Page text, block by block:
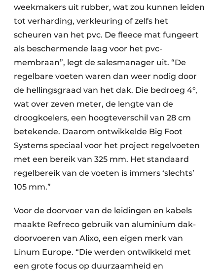
weekmakers uit rubber, wat zou kunnen leiden
tot verharding, verkleuring of zelfs het
scheuren van het pvc. De fleece mat fungeert
als beschermende laag voor het pvc-
membraan”, legt de salesmanager uit. “De
regelbare voeten waren dan weer nodig door
de hellingsgraad van het dak. Die bedroeg 4°,
wat over zeven meter, de lengte van de
droogkoelers, een hoogteverschil van 28 cm
betekende. Daarom ontwikkelde Big Foot
Systems speciaal voor het project regelvoeten
met een bereik van 325 mm. Het standaard
regelbereik van de voeten is immers ‘slechts’
105 mm.”
Voor de doorvoer van de leidingen en kabels
maakte Refreco gebruik van aluminium dak­
doorvoeren van Alixo, een eigen merk van
Linum Europe. “Die werden ontwikkeld met
een grote focus op duurzaamheid en